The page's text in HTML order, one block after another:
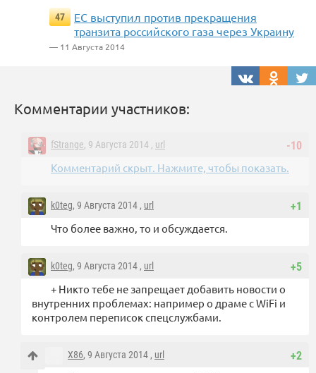
47
ЕС выступил против прекращения
транзита российского газа через Украину
— 11 Августа 2014
Комментарии участников:
-10
fStrange, 9 Августа 2014 , url
Комментарий скрыт. Нажмите, чтобы показать.
+1
k0teg, 9 Августа 2014 , url
Что более важно, то и обсуждается.
+5
k0teg, 9 Августа 2014 , url
+ Никто тебе не запрещает добавить новости о
внутренних проблемах: например о драме с WiFi и
контролем переписок спецслужбами.
+2
X86, 9 Августа 2014 , url